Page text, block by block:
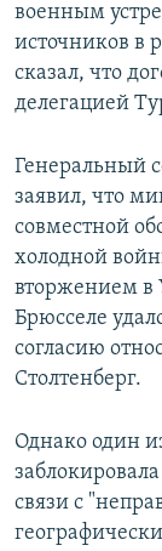
военным
источников в
сказал, что
делегацией
Генеральный
заявил, что
совместной
холодной
вторжением в
Брюсселе
согласию
Столтенберг.
Однако один
связи с